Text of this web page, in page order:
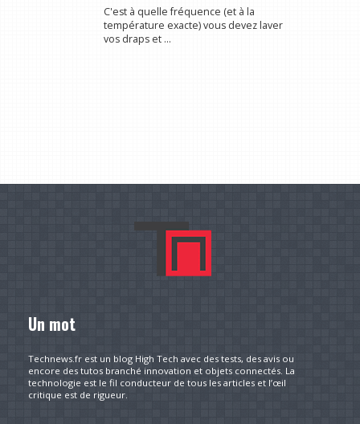
C'est à quelle fréquence (et à la
température exacte) vous devez laver
vos draps et ...
Un mot
Technews.fr est un blog High Tech avec des tests, des avis ou
encore des tutos branché innovation et objets connectés. La
technologie est le fil conducteur de tous les articles et l’œil
critique est de rigueur.